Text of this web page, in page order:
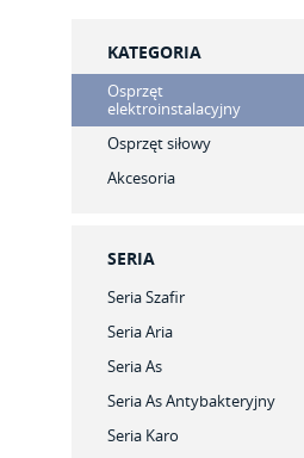
KATEGORIA
Osprzęt
elektroinstalacyjny
Osprzęt siłowy
Akcesoria
SERIA
Seria Szafir
Seria Aria
Seria As
Seria As Antybakteryjny
Seria Karo